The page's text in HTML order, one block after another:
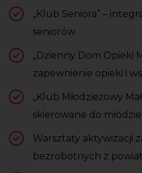
„Klub Seniora” –
seniorów
„Dzienny Dom Opieki
zapewnienie opieki i
„Klub Młodzieżowy
skierowane do
Warsztaty aktywizacji
bezrobotnych z